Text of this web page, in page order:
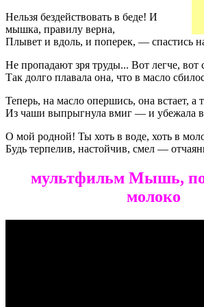
Нельзя бездействовать в беде! И
мышка, правилу верна,
Плывет и вдоль, и поперек, — спастись
Не пропадают зря труды... Вот легче, вот
Так долго плавала она, что в масло
Теперь, на масло опершись, она встает, а
Из чаши выпрыгнула вмиг — и убежала
О мой родной! Ты хоть в воде, хоть в
Будь терпелив, настойчив, смел —
мультфильм Мышь,
молоко